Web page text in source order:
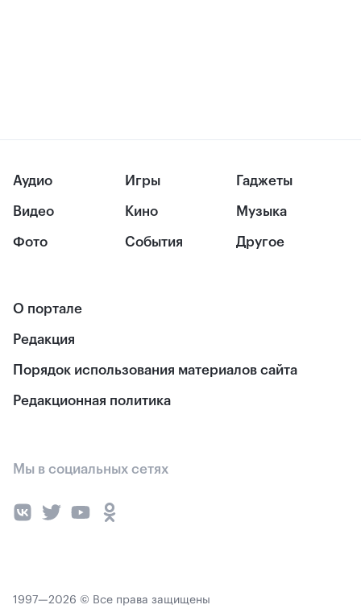
Аудио
Видео
Фото
Игры
Кино
События
Гаджеты
Музыка
Другое
О портале
Редакция
Порядок использования материалов сайта
Редакционная политика
Мы в социальных сетях
1997—2026 © Все права защищены